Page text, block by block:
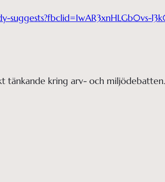
tänkande kring arv- och miljödebatten.